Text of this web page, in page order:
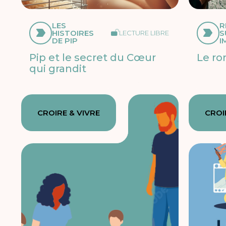
LES
HISTOIRES
DE PIP
LECTURE LIBRE
Pip et le secret du Cœur
qui grandit
Le
CROIRE & VIVRE